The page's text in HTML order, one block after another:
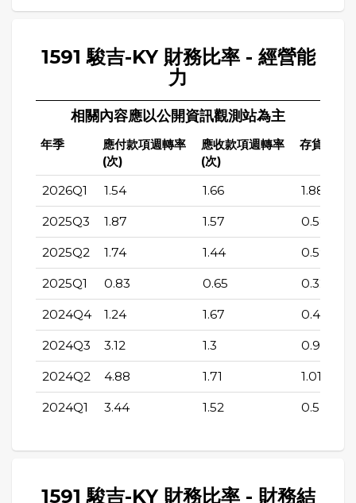
1591 駿吉-KY 財務比率 - 經營能
力
相關內容應以公開資訊觀測站為主
年季
應付款項週轉率
(次)
應收款項週轉率
(次)
存貨週轉
2026Q1 1.54 1.66 1.88
2025Q3 1.87 1.57 0.58
2025Q2 1.74 1.44 0.59
2025Q1 0.83 0.65 0.32
2024Q4 1.24 1.67 0.46
2024Q3 3.12 1.3 0.9
2024Q2 4.88 1.71 1.01
2024Q1 3.44 1.52 0.5
1591 駿吉-KY 財務比率 - 財務結